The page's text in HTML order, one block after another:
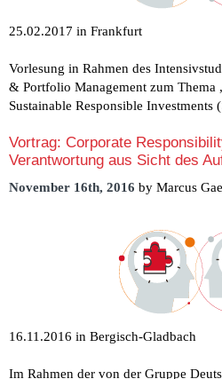
25.02.2017 in Frankfurt
Vorlesung in Rahmen des
& Portfolio Management zum Thema
Sustainable Responsible Investments
Vortrag: Corporate
Verantwortung aus Sicht des
November 16th, 2016 by Marcus
16.11.2016 in Bergisch-Gladbach
Im Rahmen der von der Gruppe